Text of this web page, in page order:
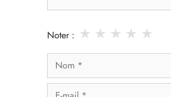
Noter : ★
★
★
★
★
Nom